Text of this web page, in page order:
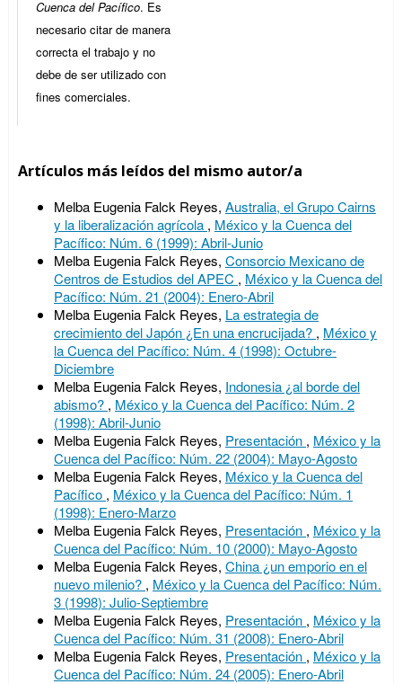
Cuenca del Pacífico. Es
necesario citar de manera
correcta el trabajo y no
debe de ser utilizado con
fines comerciales.
Artículos más leídos del mismo autor/a
Melba Eugenia Falck Reyes, Australia, el Grupo Cairns
y la liberalización agrícola , México y la Cuenca del
Pacífico: Núm. 6 (1999): Abril-Junio
Melba Eugenia Falck Reyes, Consorcio Mexicano de
Centros de Estudios del APEC , México y la Cuenca del
Pacífico: Núm. 21 (2004): Enero-Abril
Melba Eugenia Falck Reyes, La estrategia de
crecimiento del Japón ¿En una encrucijada? , México y
la Cuenca del Pacífico: Núm. 4 (1998): Octubre-
Diciembre
Melba Eugenia Falck Reyes, Indonesia ¿al borde del
abismo? , México y la Cuenca del Pacífico: Núm. 2
(1998): Abril-Junio
Melba Eugenia Falck Reyes, Presentación , México y la
Cuenca del Pacífico: Núm. 22 (2004): Mayo-Agosto
Melba Eugenia Falck Reyes, México y la Cuenca del
Pacífico , México y la Cuenca del Pacífico: Núm. 1
(1998): Enero-Marzo
Melba Eugenia Falck Reyes, Presentación , México y la
Cuenca del Pacífico: Núm. 10 (2000): Mayo-Agosto
Melba Eugenia Falck Reyes, China ¿un emporio en el
nuevo milenio? , México y la Cuenca del Pacífico: Núm.
3 (1998): Julio-Septiembre
Melba Eugenia Falck Reyes, Presentación , México y la
Cuenca del Pacífico: Núm. 31 (2008): Enero-Abril
Melba Eugenia Falck Reyes, Presentación , México y la
Cuenca del Pacífico: Núm. 24 (2005): Enero-Abril